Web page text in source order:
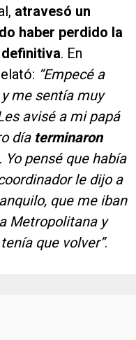
atravesó un
haber perdido la
. En
“Empecé a
me sentía muy
avisé a mi papá
día terminaron
Yo pensé que había
le dijo a
que me iban
Metropolitana y
que volver”.